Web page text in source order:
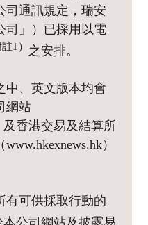
司通訊規定，瑞安
司」）已採用以電
註1） 之安排。
中、英文版本均會
網站
及香港交易及結算所
）
有可供採取行動的